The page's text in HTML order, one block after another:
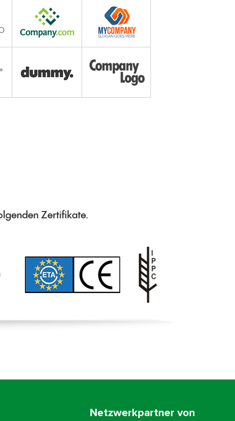
Zertifikate.
Netzwerkpartner von